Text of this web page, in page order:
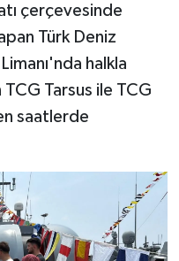
çerçevesinde
Türk Deniz
halkla
Tarsus ile TCG
saatlerde